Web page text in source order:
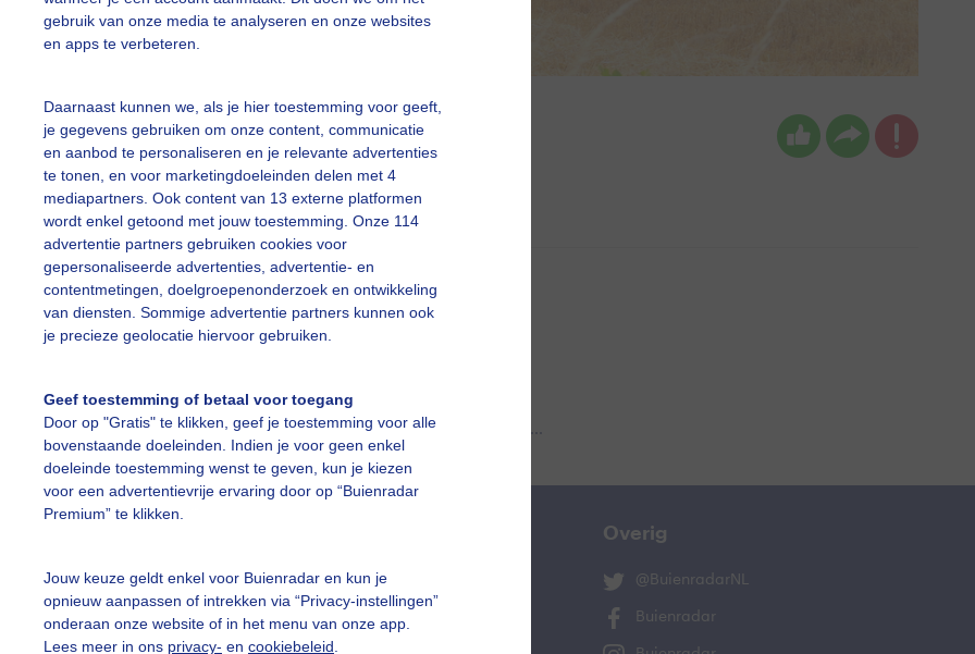
gebruik van onze media te analyseren en onze websites
en apps te verbeteren.
Daarnaast kunnen we, als je hier toestemming voor geeft,
je gegevens gebruiken om onze content, communicatie
en aanbod te personaliseren en je relevante advertenties
te tonen, en voor marketingdoeleinden delen met 4
mediapartners. Ook content van 13 externe platformen
wordt enkel getoond met jouw toestemming. Onze 114
advertentie partners gebruiken cookies voor
gepersonaliseerde advertenties, advertentie- en
contentmetingen, doelgroepenonderzoek en ontwikkeling
van diensten. Sommige advertentie partners kunnen ook
je precieze geolocatie hiervoor gebruiken.
Geef toestemming of betaal voor toegang
Door op "Gratis" te klikken, geef je toestemming voor alle
bovenstaande doeleinden. Indien je voor geen enkel
doeleinde toestemming wenst te geven, kun je kiezen
voor een advertentievrije ervaring door op “Buienradar
Premium” te klikken.
Jouw keuze geldt enkel voor Buienradar en kun je
opnieuw aanpassen of intrekken via “Privacy-instellingen”
onderaan onze website of in het menu van onze app.
Lees meer in ons privacy- en cookiebeleid
het oogsten van de tarwe bleef het goudgele stro achter.
Adri Joosse Gemaakt: 19-07-2025, 43x bekeken
Tarwe Stro
slideshow
Een moment geduld aub...
vragen
De Bilt
Overig
@BuienradarNL
Buienradar